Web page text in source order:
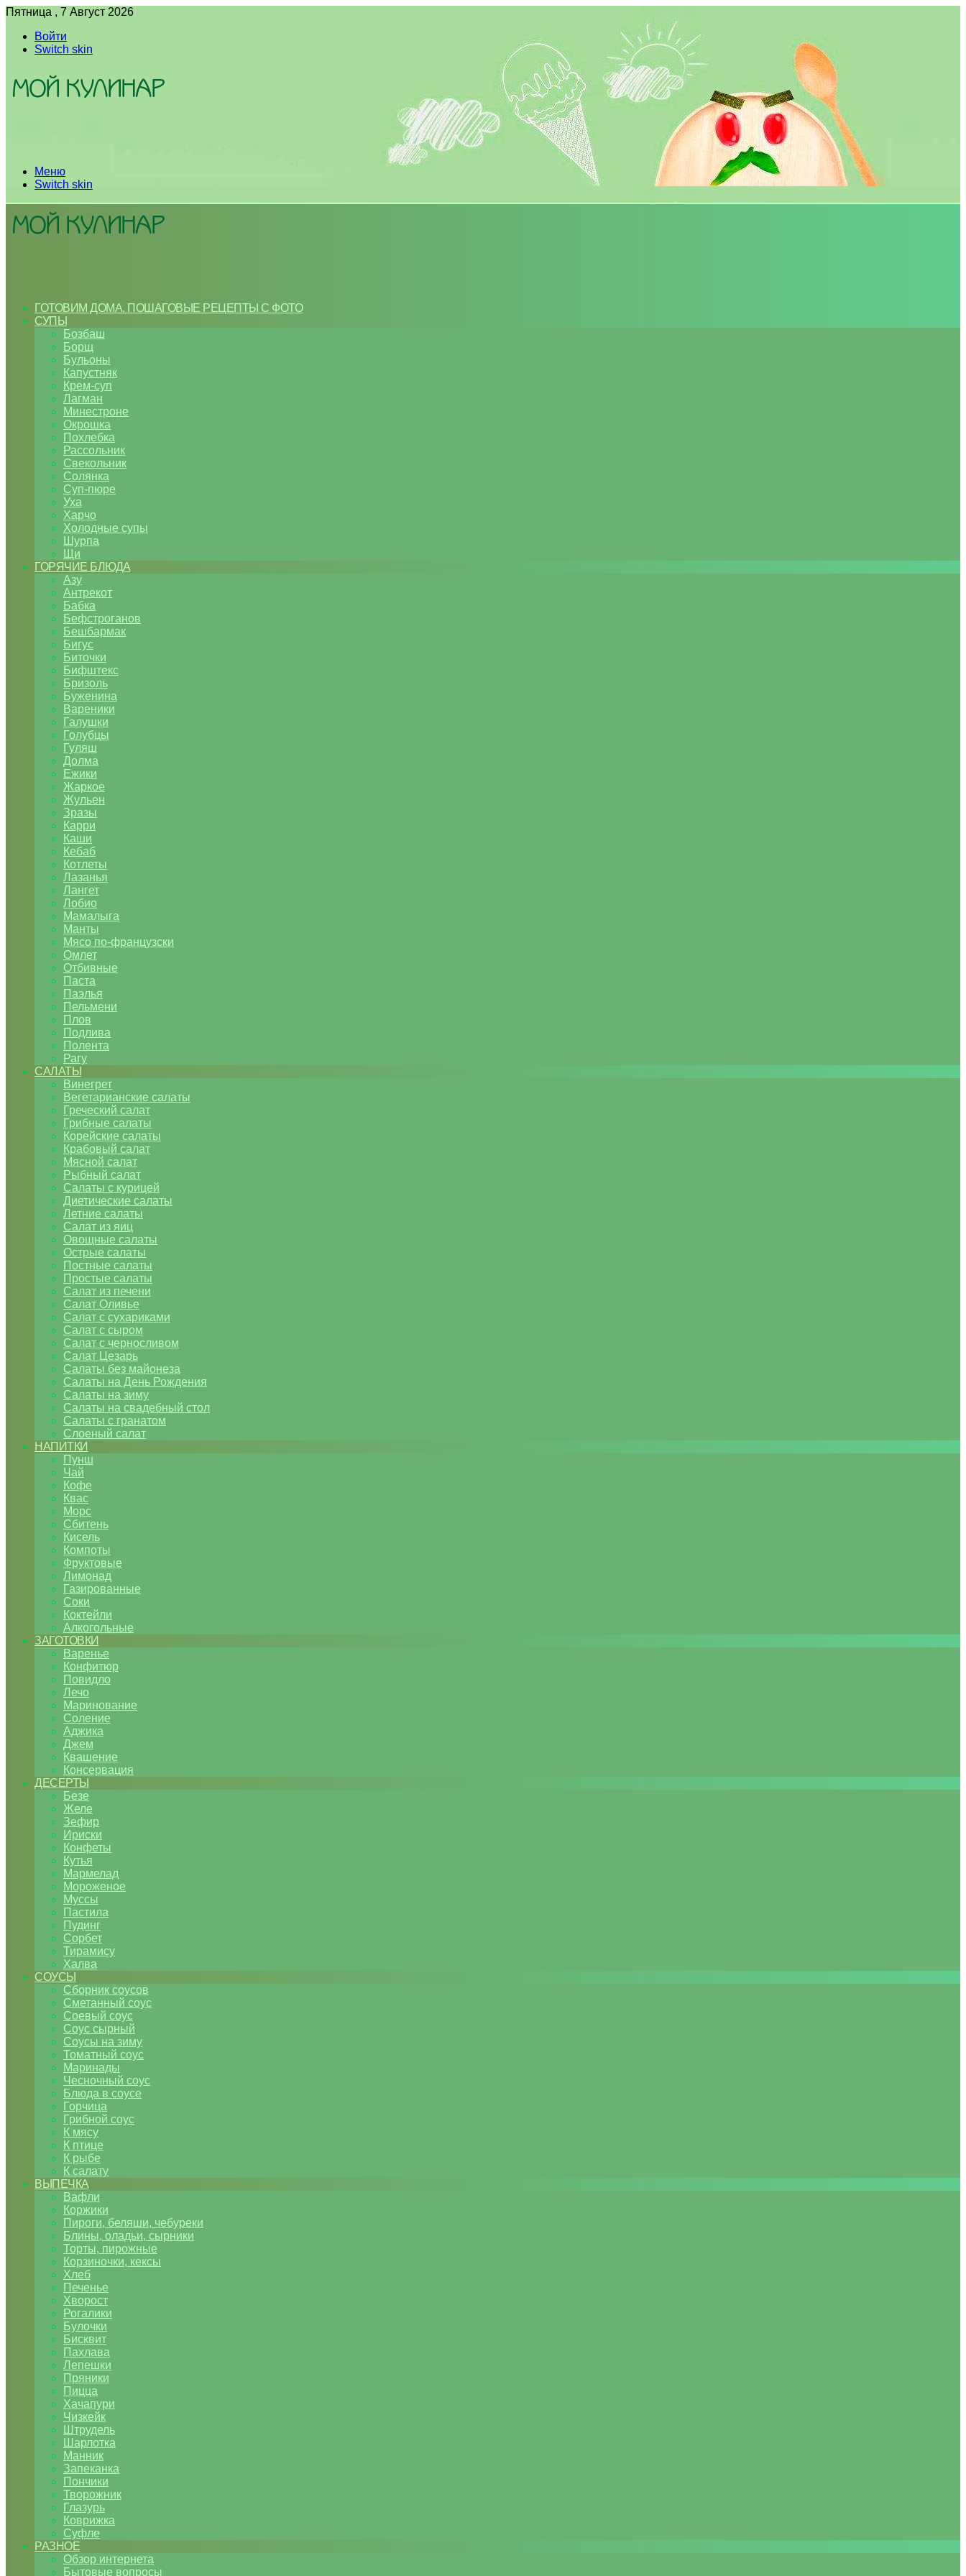
Пятница , 7 Август 2026
Войти
Switch skin
Меню
Switch skin
ГОТОВИМ ДОМА. ПОШАГОВЫЕ РЕЦЕПТЫ С ФОТО
СУПЫ
Бозбаш
Борщ
Бульоны
Капустняк
Крем-суп
Лагман
Минестроне
Окрошка
Похлебка
Рассольник
Свекольник
Солянка
Суп-пюре
Уха
Харчо
Холодные супы
Шурпа
Щи
ГОРЯЧИЕ БЛЮДА
Азу
Антрекот
Бабка
Бефстроганов
Бешбармак
Бигус
Биточки
Бифштекс
Бризоль
Буженина
Вареники
Галушки
Голубцы
Гуляш
Долма
Ежики
Жаркое
Жульен
Зразы
Карри
Каши
Кебаб
Котлеты
Лазанья
Лангет
Лобио
Мамалыга
Манты
Мясо по-французски
Омлет
Отбивные
Паста
Паэлья
Пельмени
Плов
Подлива
Полента
Рагу
САЛАТЫ
Винегрет
Вегетарианские салаты
Греческий салат
Грибные салаты
Корейские салаты
Крабовый салат
Мясной салат
Рыбный салат
Салаты с курицей
Диетические салаты
Летние салаты
Салат из яиц
Овощные салаты
Острые салаты
Постные салаты
Простые салаты
Салат из печени
Салат Оливье
Салат с сухариками
Салат с сыром
Салат с черносливом
Салат Цезарь
Салаты без майонеза
Салаты на День Рождения
Салаты на зиму
Салаты на свадебный стол
Салаты с гранатом
Слоеный салат
НАПИТКИ
Пунш
Чай
Кофе
Квас
Морс
Сбитень
Кисель
Компоты
Фруктовые
Лимонад
Газированные
Соки
Коктейли
Алкогольные
ЗАГОТОВКИ
Варенье
Конфитюр
Повидло
Лечо
Маринование
Соление
Аджика
Джем
Квашение
Консервация
ДЕСЕРТЫ
Безе
Желе
Зефир
Ириски
Конфеты
Кутья
Мармелад
Мороженое
Муссы
Пастила
Пудинг
Сорбет
Тирамису
Халва
СОУСЫ
Сборник соусов
Сметанный соус
Соевый соус
Соус сырный
Соусы на зиму
Томатный соус
Маринады
Чесночный соус
Блюда в соусе
Горчица
Грибной соус
К мясу
К птице
К рыбе
К салату
ВЫПЕЧКА
Вафли
Коржики
Пироги, беляши, чебуреки
Блины, оладьи, сырники
Торты, пирожные
Корзиночки, кексы
Хлеб
Печенье
Хворост
Рогалики
Булочки
Бисквит
Пахлава
Лепешки
Пряники
Пицца
Хачапури
Чизкейк
Штрудель
Шарлотка
Манник
Запеканка
Пончики
Творожник
Глазурь
Коврижка
Суфле
РАЗНОЕ
Обзор интернета
Бытовые вопросы